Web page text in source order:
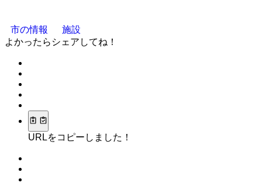
市の情報
施設
よかったらシェアしてね！
URLをコピーしました！